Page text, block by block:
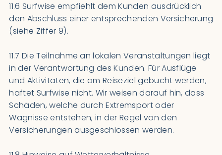
11.6 Surfwise empfiehlt dem Kunden ausdrücklich
den Abschluss einer entsprechenden Versicherung
(siehe Ziffer 9).
11.7 Die Teilnahme an lokalen Veranstaltungen liegt
in der Verantwortung des Kunden. Für Ausflüge
und Aktivitäten, die am Reiseziel gebucht werden,
haftet Surfwise nicht. Wir weisen darauf hin, dass
Schäden, welche durch Extremsport oder
Wagnisse entstehen, in der Regel von den
Versicherungen ausgeschlossen werden.